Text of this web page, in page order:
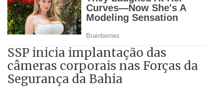
SSP inicia implantação das
câmeras corporais nas Forças da
Segurança da Bahia